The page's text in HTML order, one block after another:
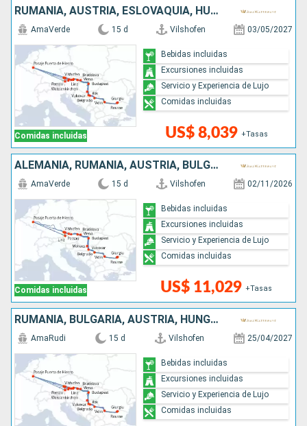
RUMANIA, AUSTRIA, ESLOVAQUIA, HUNGRÍA, CROACIA, SERBIA, BULGARIA, ALEMANIA
Comidas incluidas
AmaVerde 15 d Vilshofen 03/05/2027
US$ 8,039 +Tasas
Bebidas incluidas
Excursiones incluidas
Servicio y Experiencia de Lujo
Comidas incluidas
ALEMANIA, RUMANIA, AUSTRIA, BULGARIA, SERBIA, ESLOVAQUIA, CROACIA, HUNGRÍA
Comidas incluidas
AmaVerde 15 d Vilshofen 02/11/2026
US$ 11,029 +Tasas
Bebidas incluidas
Excursiones incluidas
Servicio y Experiencia de Lujo
Comidas incluidas
RUMANIA, BULGARIA, AUSTRIA, HUNGRÍA, CROACIA, ESLOVAQUIA, SERBIA, ALEMANIA
AmaRudi 15 d Vilshofen 25/04/2027
Bebidas incluidas
Excursiones incluidas
Servicio y Experiencia de Lujo
Comidas incluidas